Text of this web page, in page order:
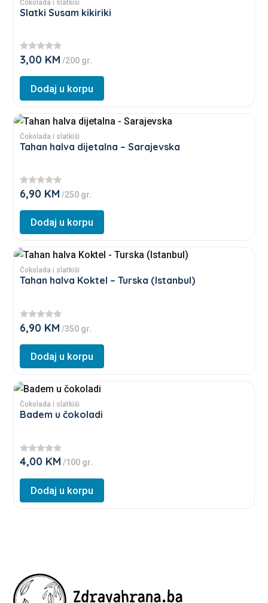
on
product
page
Čokolada i slatkiši
Slatki Susam kikiriki
★
★
★
3,00 KM /200 gr.
has
variants.
The
options
may
chosen
on
page
Dodaj u korpu
Čokolada i slatkiši
Tahan halva dijetalna – Sarajevska
★
★
★
6,90 KM /250 gr.
This
product
has
variants.
The
options
may
be
chosen
on
page
Dodaj u korpu
Čokolada i slatkiši
Tahan halva Koktel – Turska (Istanbul)
★
★
★
6,90 KM /350 gr.
This
product
has
variants.
The
options
may
be
chosen
on
page
Dodaj u korpu
Čokolada i slatkiši
Badem u čokoladi
★
★
★
4,00 KM /100 gr.
This
product
has
variants.
The
options
may
product
page
Dodaj u korpu